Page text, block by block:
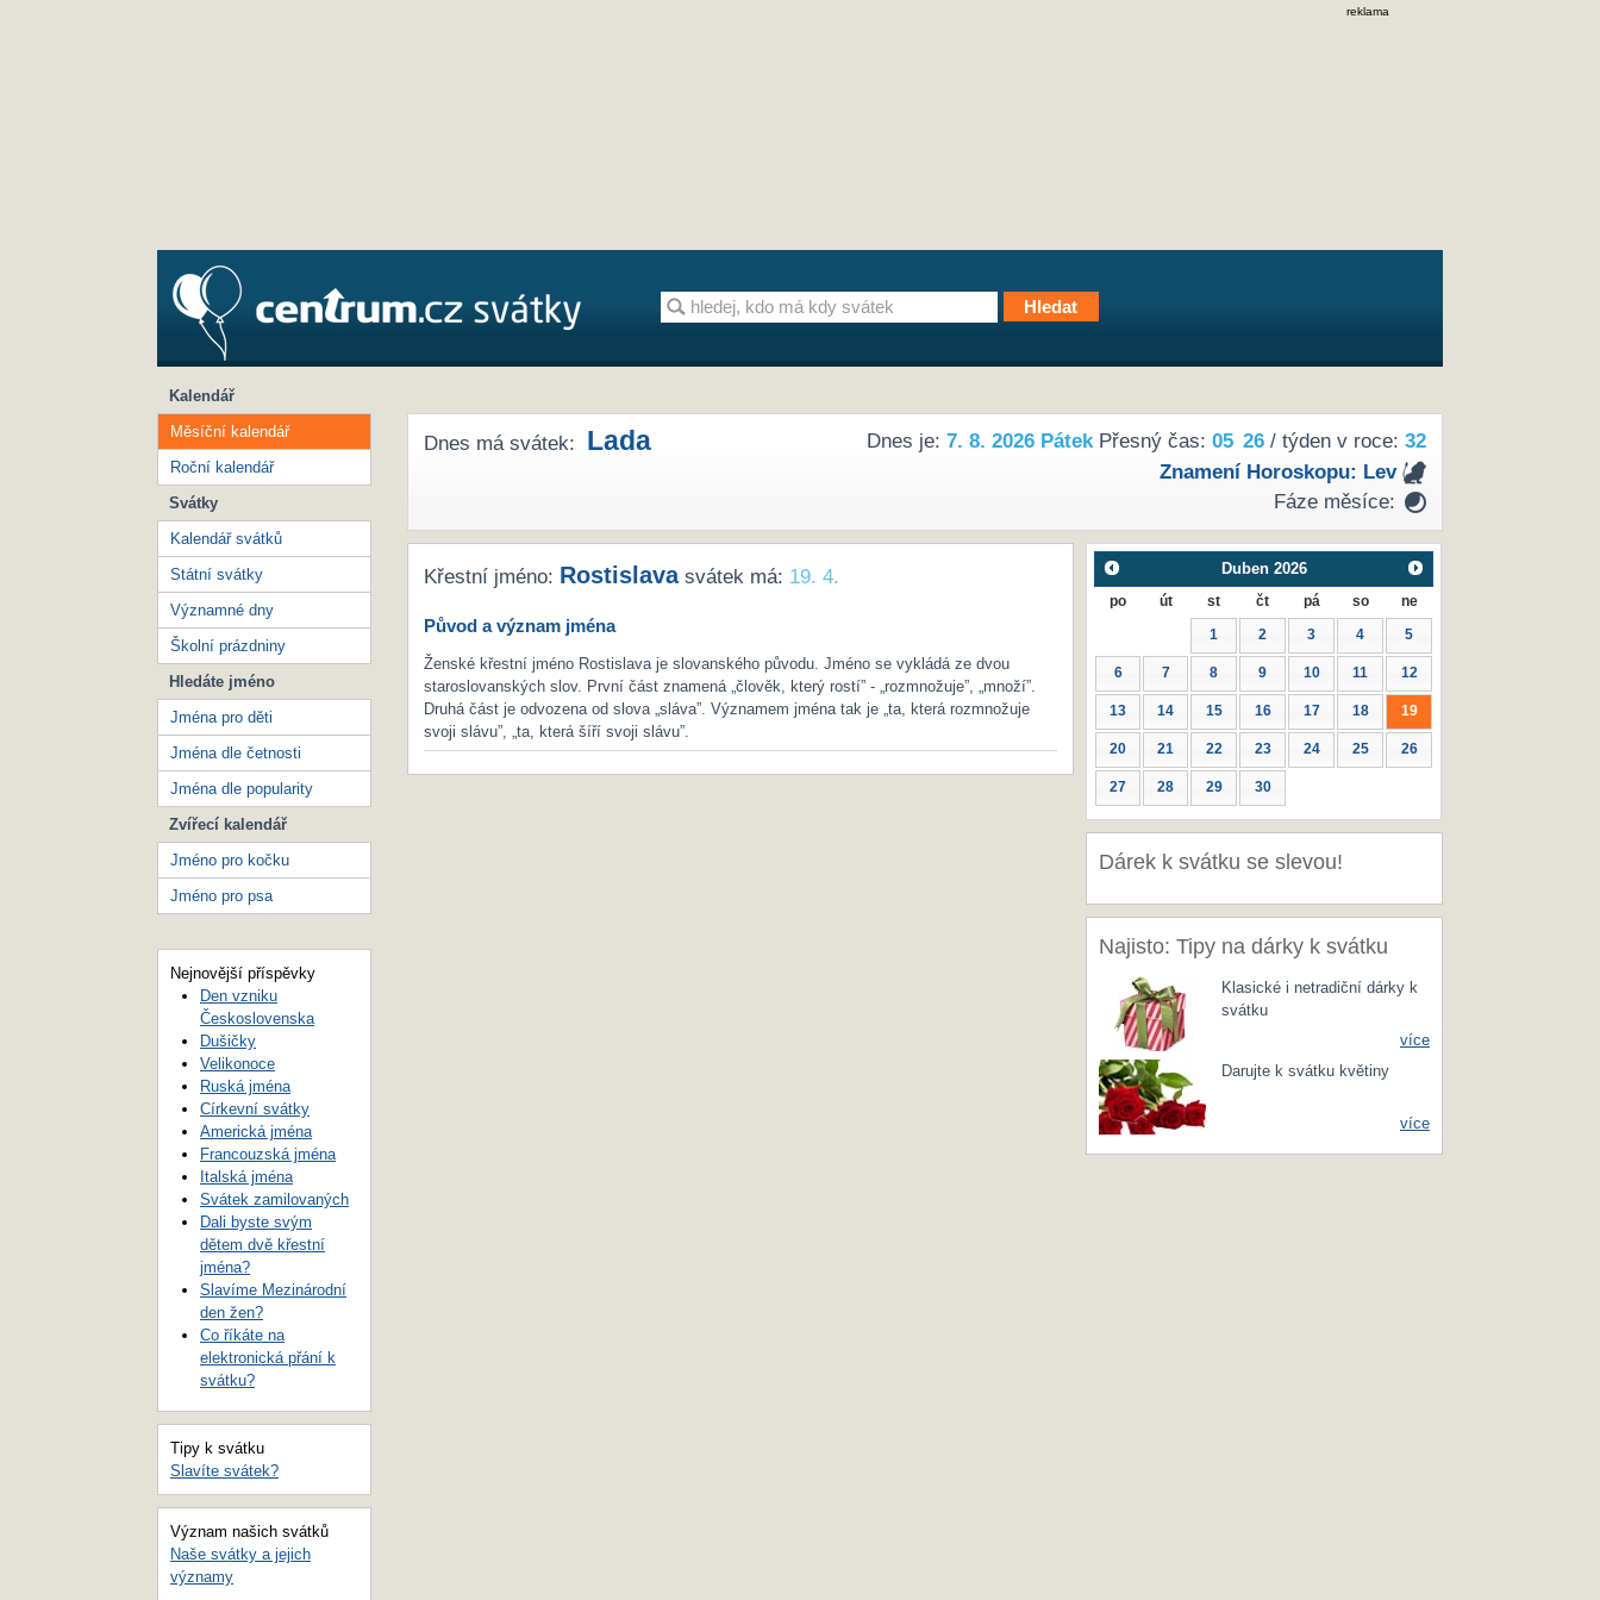
reklama
Dnes je: 7. 8. 2026 PátekPřesný čas: 05 26/ týden v roce: 32
Znamení Horoskopu: Lev
Fáze měsíce:
Dnes má svátek: Lada
Křestní jméno: Rostislavasvátek má: 19. 4.
Původ a význam jména
Ženské křestní jméno Rostislava je slovanského původu. Jméno se vykládá ze dvou
staroslovanských slov. První část znamená „člověk, který rostí” - „rozmnožuje”, „množí”.
Druhá část je odvozena od slova „sláva”. Významem jména tak je „ta, která rozmnožuje
svoji slávu”, „ta, která šíří svoji slávu”.
Duben 2026
po út st čt pá so ne
1 2 3 4 5
6 7 8 9 10 11 12
13 14 15 16 17 18 19
20 21 22 23 24 25 26
27 28 29 30
Dárek k svátku se slevou!
Najisto: Tipy na dárky k svátku
Klasické i netradiční dárky k
svátku
více
Darujte k svátku květiny
více
Kalendář
Měsíční kalendář
Roční kalendář
Svátky
Kalendář svátků
Státní svátky
Významné dny
Školní prázdniny
Hledáte jméno
Jména pro děti
Jména dle četnosti
Jména dle popularity
Zvířecí kalendář
Jméno pro kočku
Jméno pro psa
Nejnovější příspěvky
Den vzniku
Československa
Dušičky
Velikonoce
Ruská jména
Církevní svátky
Americká jména
Francouzská jména
Italská jména
Svátek zamilovaných
Dali byste svým
dětem dvě křestní
jména?
Slavíme Mezinárodní
den žen?
Co říkáte na
elektronická přání k
svátku?
Tipy k svátku
Slavíte svátek?
Význam našich svátků
Naše svátky a jejich
významy